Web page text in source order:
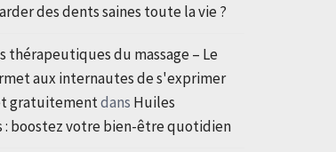
des dents saines toute la vie ?
thérapeutiques du massage – Le
aux internautes de s'exprimer
gratuitementdans Huiles
: boostez votre bien-être quotidien